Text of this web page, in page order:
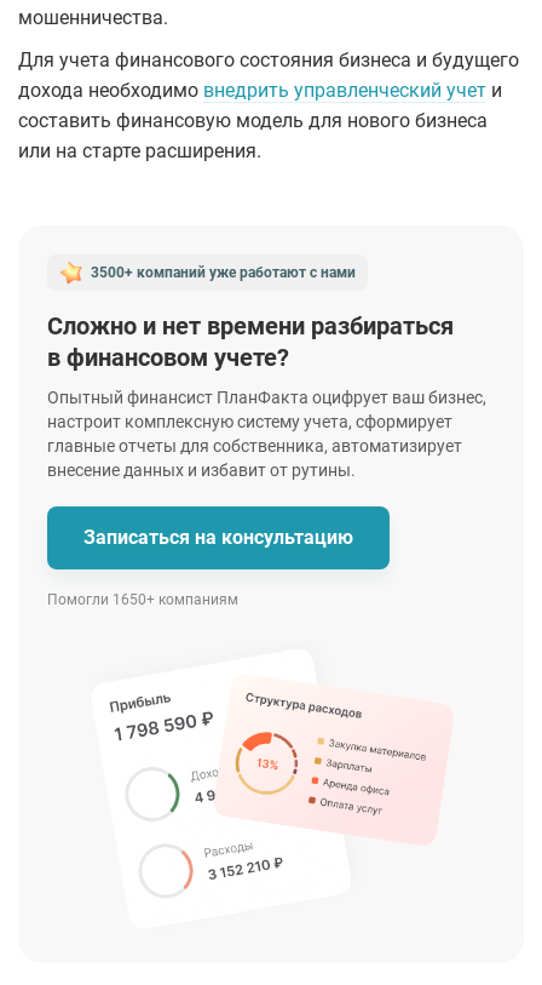
мошенничества.
Для учета финансового состояния бизнеса и будущего
дохода необходимо внедрить управленческий учет и
составить финансовую модель для нового бизнеса
или на старте расширения.
3500+ компаний уже работают с нами
Сложно и нет времени разбираться
в финансовом учете?
Опытный финансист ПланФакта оцифрует ваш бизнес,
настроит комплексную систему учета, сформирует
главные отчеты для собственника, автоматизирует
внесение данных и избавит от рутины.
Записаться на консультацию
Помогли 1650+ компаниям